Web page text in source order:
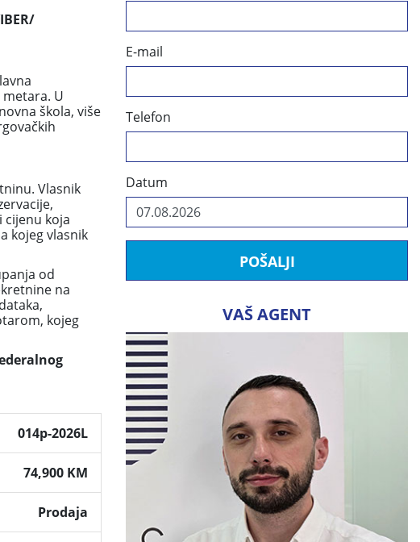
U
škola, više
Vlasnik
koja
kojeg vlasnik
od
na
kojeg
014p-2026L
74,900 KM
Prodaja
E-mail
Telefon
Datum
POŠALJI
VAŠ AGENT